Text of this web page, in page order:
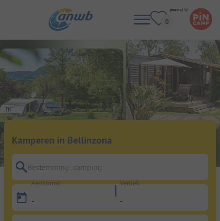
Kamperen in Bellinzona
Bestemming, camping
Aankomst
-
Vertrek
-